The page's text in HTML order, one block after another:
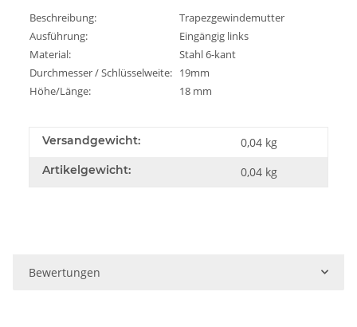
Beschreibung:
Trapezgewindemutter
Ausführung:
Eingängig links
Material:
Stahl 6-kant
Durchmesser / Schlüsselweite: 19mm
Höhe/Länge:
18 mm
Versandgewicht: 0,04 kg
Artikelgewicht: 0,04 kg
Bewertungen